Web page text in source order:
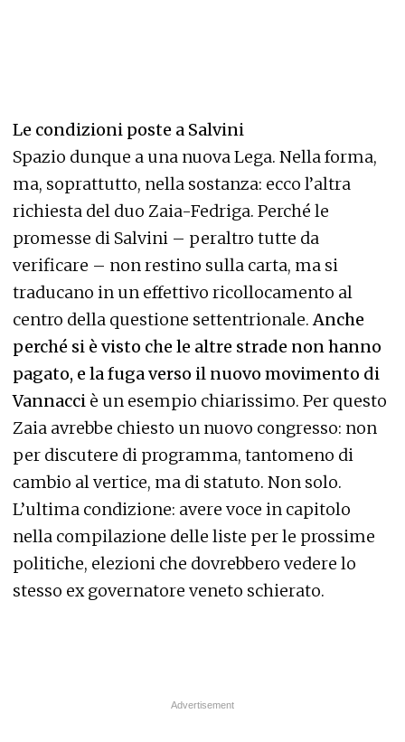
Le condizioni poste a Salvini
Spazio dunque a una nuova Lega. Nella forma,
ma, soprattutto, nella sostanza: ecco l’altra
richiesta del duo Zaia-Fedriga. Perché le
promesse di Salvini – peraltro tutte da
verificare – non restino sulla carta, ma si
traducano in un effettivo ricollocamento al
centro della questione settentrionale.Anche
perché si è visto che le altre strade non hanno
pagato, e la fuga verso il nuovo movimento di
Vannacci è un esempio chiarissimo. Per questo
Zaia avrebbe chiesto un nuovo congresso: non
per discutere di programma, tantomeno di
cambio al vertice, ma di statuto. Non solo.
L’ultima condizione: avere voce in capitolo
nella compilazione delle liste per le prossime
politiche, elezioni che dovrebbero vedere lo
stesso ex governatore veneto schierato.